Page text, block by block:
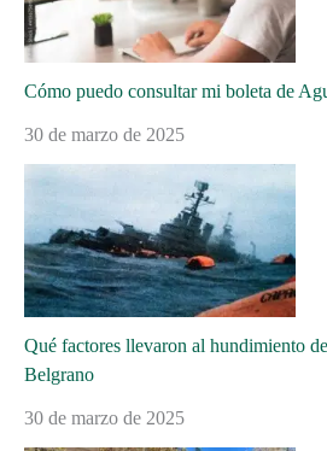
Cómo puedo consultar mi boleta de
30 de marzo de 2025
Qué factores llevaron al hundimiento
Belgrano
30 de marzo de 2025